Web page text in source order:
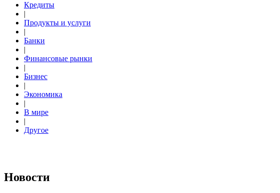
Кредиты
|
Продукты и услуги
|
Банки
|
Финансовые рынки
|
Бизнес
|
Экономика
|
В мире
|
Другое
Новости